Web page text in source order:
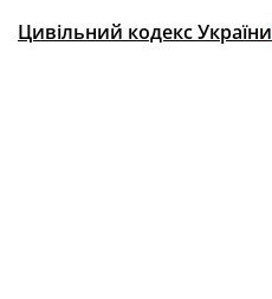
Цивільний кодекс України